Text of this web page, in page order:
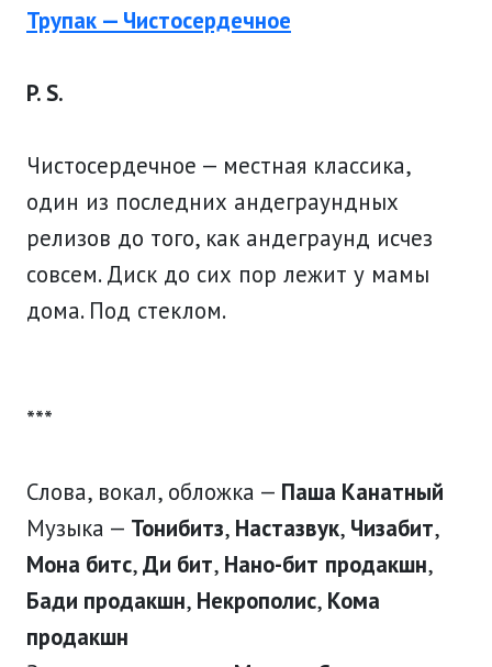
Трупак — Чистосердечное
P. S.
Чистосердечное — местная классика,
один из последних андеграундных
релизов до того, как андеграунд исчез
совсем. Диск до сих пор лежит у мамы
дома. Под стеклом.
***
Слова, вокал, обложка — Паша Канатный
Музыка — Тонибитз, Настазвук, Чизабит,
Мона битс,Ди бит, Нано-бит продакшн,
Бади продакшн, Некрополис, Кома
продакшн